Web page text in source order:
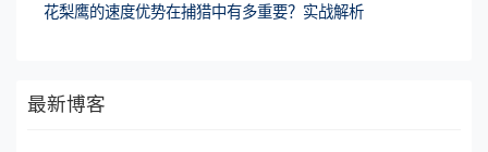
花梨鹰的速度优势在捕猎中有多重要？实战解析
最新博客